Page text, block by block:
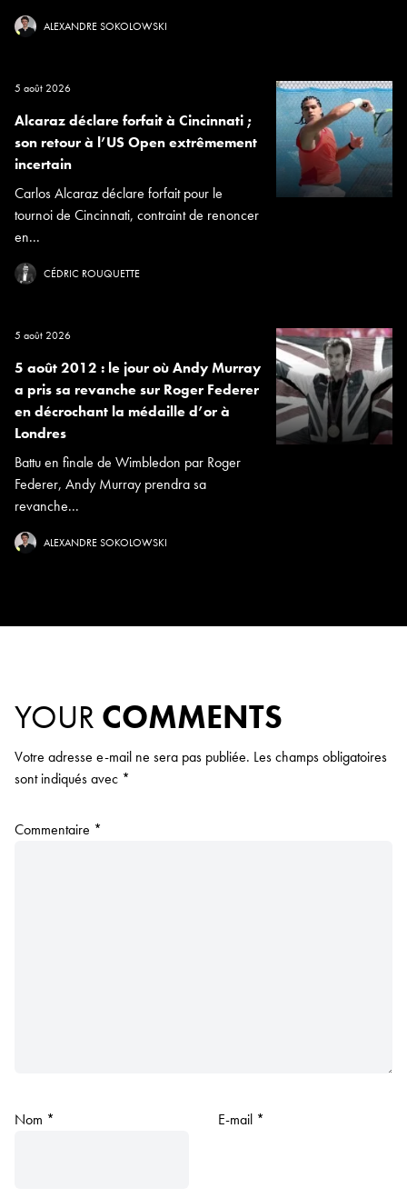
ALEXANDRE SOKOLOWSKI
5 août 2026
Alcaraz déclare forfait à Cincinnati ;
son retour à l’US Open extrêmement
incertain
Carlos Alcaraz déclare forfait pour le
tournoi de Cincinnati, contraint de renoncer
en...
CÉDRIC ROUQUETTE
5 août 2026
5 août 2012 : le jour où Andy Murray
a pris sa revanche sur Roger Federer
en décrochant la médaille d’or à
Londres
Battu en finale de Wimbledon par Roger
Federer, Andy Murray prendra sa
revanche...
ALEXANDRE SOKOLOWSKI
YOUR COMMENTS
Votre adresse e-mail ne sera pas publiée. Les champs obligatoires
sont indiqués avec *
Commentaire *
Nom * E-mail *